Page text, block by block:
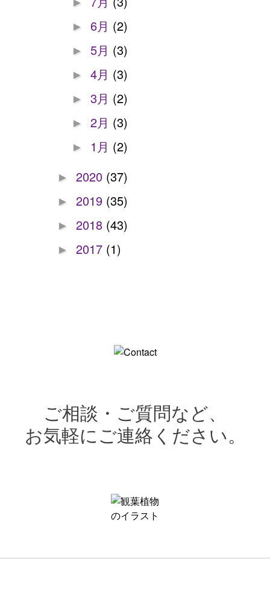
► 6月 (2)
► 5月 (3)
► 4月 (3)
► 3月 (2)
► 2月 (3)
► 1月 (2)
► 2020 (37)
► 2019 (35)
► 2018 (43)
► 2017 (1)
ご相談・ご質問など、
お気軽にご連絡ください。